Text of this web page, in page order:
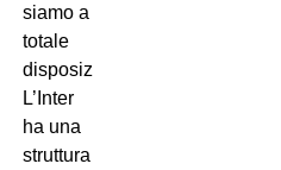
siamo a
totale
disposizione.
L’Inter
ha una
struttura